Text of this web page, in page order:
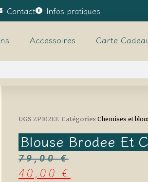
Contact Infos pratiques
Accessoires Carte
UGS ZP102EE Catégories Chemises et
Blouse Brodee Et
79,00€
40,00€